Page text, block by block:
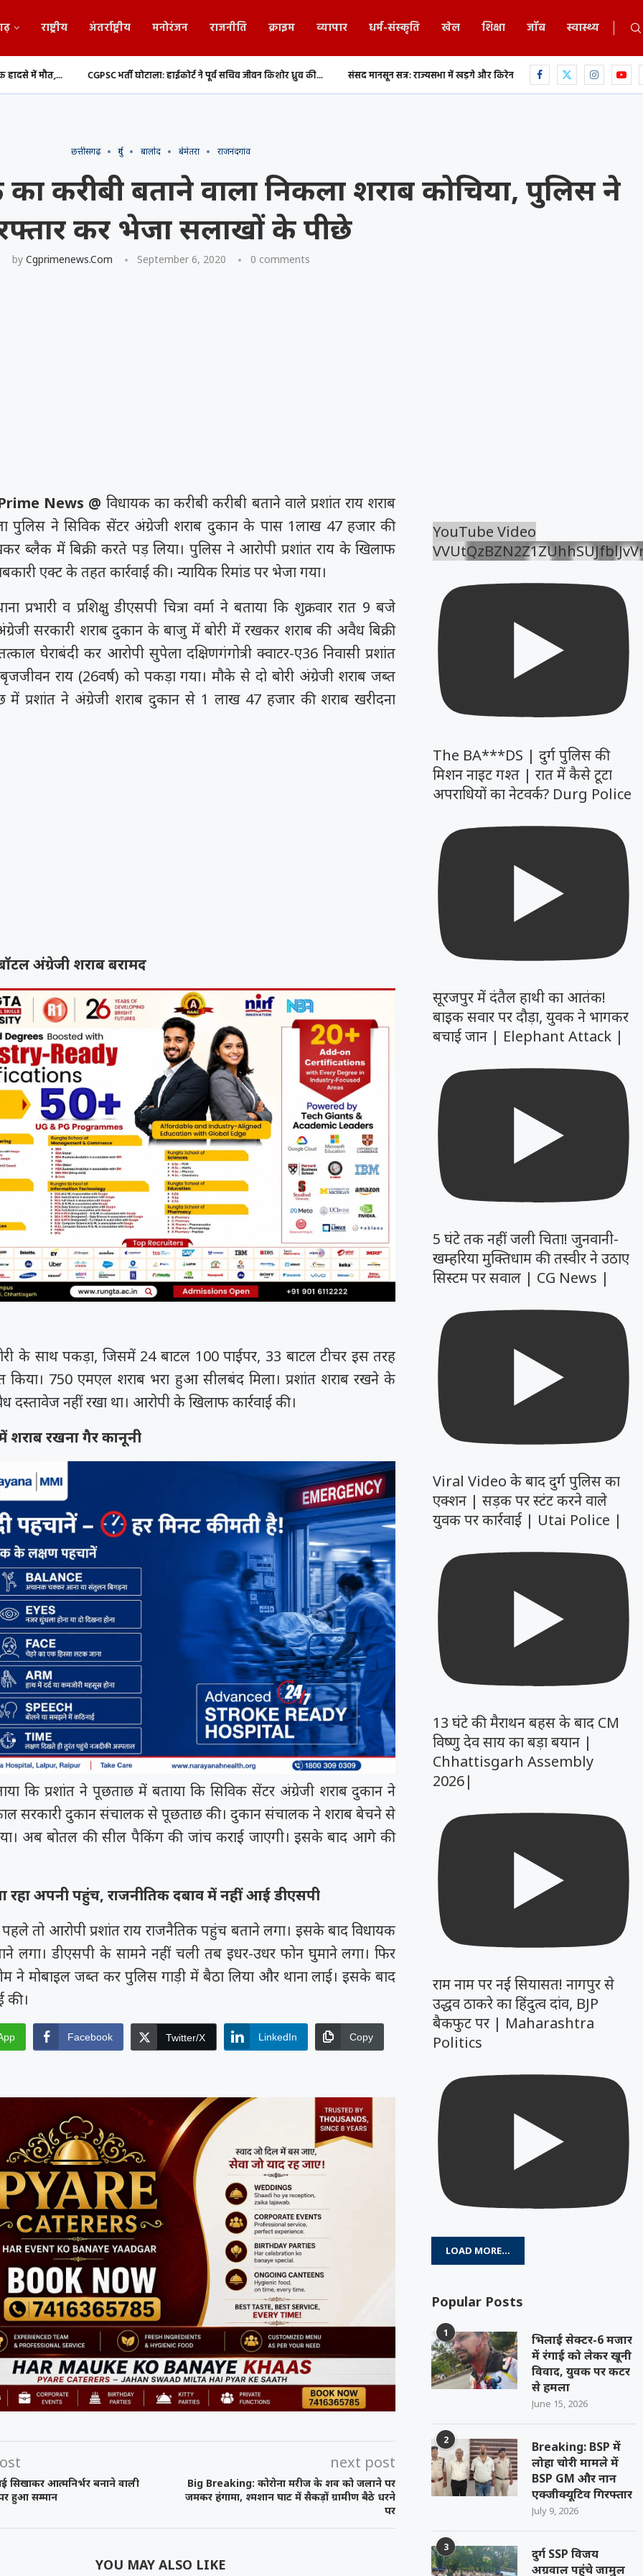
राष्ट्रीय अंतर्राष्ट्रीय मनोरंजन राजनीति क्राइम व्यापार धर्म-संस्कृति खेल शिक्षा जॉब स्वास्थ्य
CGPSC भर्ती घोटाला: हाईकोर्ट ने पूर्व सचिव जीवन किशोर ध्रुव की... संसद मानसून सत्र: राज्यसभा में खड़गे और किरेन रिजिजू के बीच... एकलव्य स्कूल में 9 वीं के छात्र ने
छत्तीसगढ़ दुर्ग बालोद बेमेतरा राजनंदगांव
करीबी बताने वाला निकला शराब कोचिया, पुलिस ने
कर भेजा सलाखों के पीछे
by Cgprimenews.com September 6, 2020 0 comments
News @ विधायक का करीबी करीबी बताने वाले प्रशांत राय शराब
पुलिस ने सिविक सेंटर अंग्रेजी शराब दुकान के पास 1लाख 47 हजार की
ब्लैक में बिक्री करते पड़ लिया। पुलिस ने आरोपी प्रशांत राय के खिलाफ
एक्ट के तहत कार्रवाई की। न्यायिक रिमांड पर भेजा गया।
प्रभारी व प्रशिक्षु डीएसपी चित्रा वर्मा ने बताया कि शुक्रवार रात 9 बजे
सरकारी शराब दुकान के बाजु में बोरी में रखकर शराब की अवैध बिक्री
घेराबंदी कर आरोपी सुपेला दक्षिणगंगोत्री क्वाटर-ए36 निवासी प्रशांत
बृजजीवन राय (26वर्ष) को पकड़ा गया। मौके से दो बोरी अंग्रेजी शराब जब्त
में प्रशांत ने अंग्रेजी शराब दुकान से 1 लाख 47 हजार की शराब खरीदना
अंग्रेजी शराब बरामद
के साथ पकड़ा, जिसमें 24 बाटल 100 पाईपर, 33 बाटल टीचर इस तरह
किया। 750 एमएल शराब भरा हुआ सीलबंद मिला। प्रशांत शराब रखने के
दस्तावेज नहीं रखा था। आरोपी के खिलाफ कार्रवाई की।
शराब रखना गैर कानूनी
कि प्रशांत ने पूछताछ में बताया कि सिविक सेंटर अंग्रेजी शराब दुकान ने
सरकारी दुकान संचालक से पूछताछ की। दुकान संचालक ने शराब बेचने से
अब बोतल की सील पैकिंग की जांच कराई जाएगी। इसके बाद आगे की
रहा अपनी पहुंच, राजनीतिक दबाव में नहीं आई डीएसपी
तो आरोपी प्रशांत राय राजनैतिक पहुंच बताने लगा। इसके बाद विधायक
लगा। डीएसपी के सामने नहीं चली तब इधर-उधर फोन घुमाने लगा। फिर
ने मोबाइल जब्त कर पुलिस गाड़ी में बैठा लिया और थाना लाई। इसके बाद
की।
Facebook Twitter/X LinkedIn Copy
सिखाकर आत्मनिर्भर बनाने वाली
पर हुआ सम्मान
next post
Big Breaking: कोरोना मरीज के शव को जलाने पर
जमकर हंगामा, श्मशान घाट में सैकड़ों ग्रामीण बैठे धरने
पर
YOU MAY ALSO LIKE
YouTube Video
The BA***DS | दुर्ग पुलिस की
मिशन नाइट गश्त | रात में कैसे टूटा
अपराधियों का नेटवर्क? Durg Police
सूरजपुर में दंतैल हाथी का आतंक!
बाइक सवार पर दौड़ा, युवक ने भागकर
बचाई जान | Elephant Attack |
5 घंटे तक नहीं जली चिता! जुनवानी-
खम्हरिया मुक्तिधाम की तस्वीर ने उठाए
सिस्टम पर सवाल | CG News |
Viral Video के बाद दुर्ग पुलिस का
एक्शन | सड़क पर स्टंट करने वाले
युवक पर कार्रवाई | Utai Police |
13 घंटे की मैराथन बहस के बाद CM
विष्णु देव साय का बड़ा बयान |
Chhattisgarh Assembly
2026|
राम नाम पर नई सियासत! नागपुर से
उद्धव ठाकरे का हिंदुत्व दांव, BJP
बैकफुट पर | Maharashtra
Politics
LOAD MORE...
Popular Posts
1
भिलाई सेक्टर-6 मजार
में रंगाई को लेकर खूनी
विवाद, युवक पर कटर
से हमला
June 15, 2026
2
Breaking: BSP में
लोहा चोरी मामले में
BSP GM और नान
एक्जीक्यूटिव गिरफ्तार
July 9, 2026
3
दुर्ग SSP विजय
अग्रवाल पहुंचे जामुल
रैना समेत 6
फिल्म
चक...
में चमका